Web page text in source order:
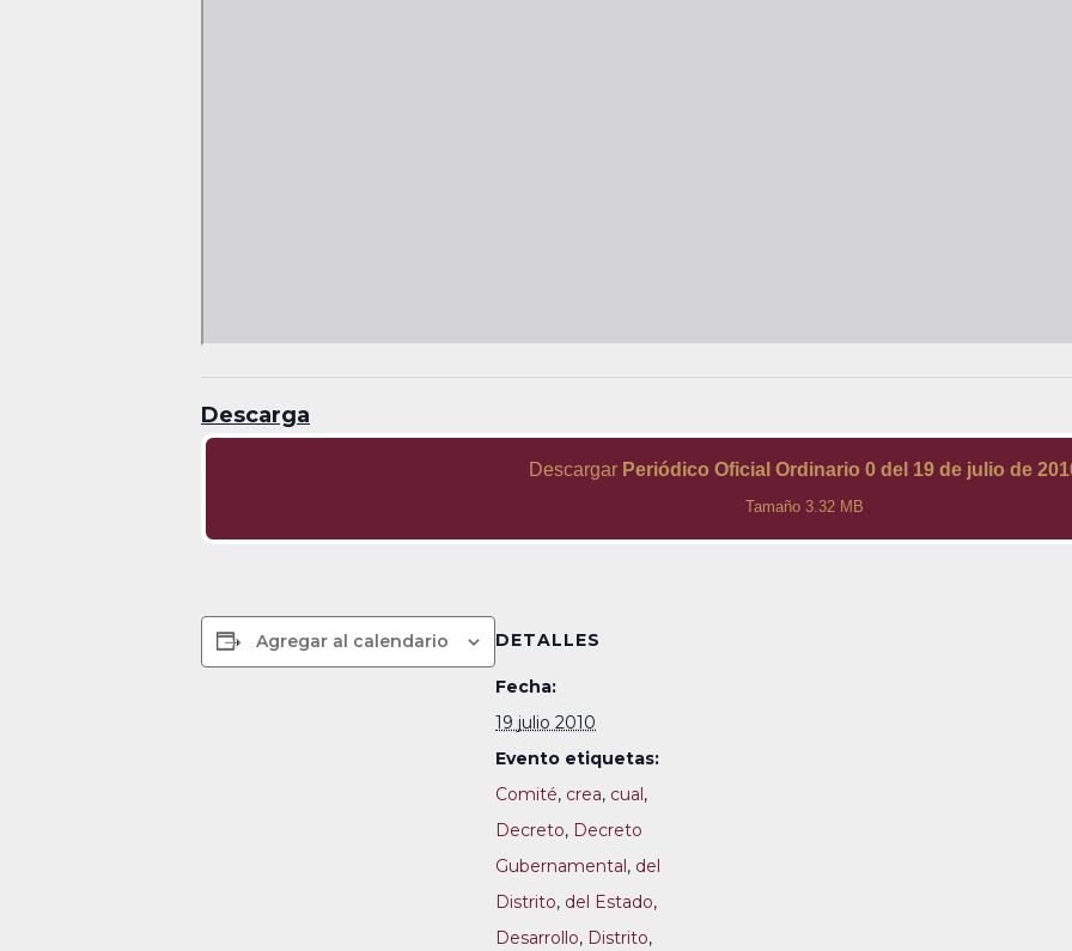
Descarga
Descargar Periódico Oficial Ordinario 0 del 19 de julio de
Tamaño 3.32 MB
Agregar al calendario DETALLES
Fecha:
19 julio 2010
Evento etiquetas:
Comité, crea, cual,
Decreto, Decreto
Gubernamental, del
Distrito, del Estado,
Desarrollo, Distrito,